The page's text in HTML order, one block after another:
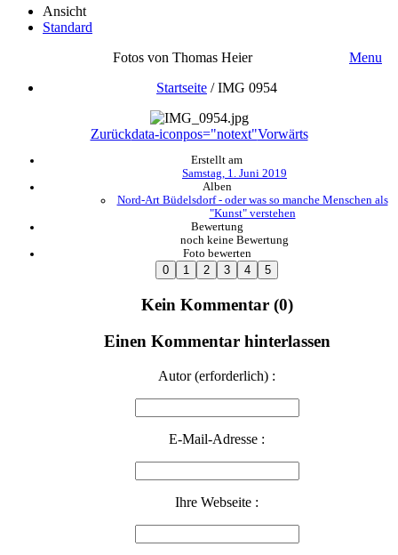
Ansicht
Standard
Fotos von Thomas Heier
Menu
Startseite /IMG 0954
Zurückdata-iconpos="notext"Vorwärts
Erstellt am
Samstag, 1. Juni 2019
Alben
Nord-Art Büdelsdorf - oder was so manche Menschen als
"Kunst" verstehen
Bewertung
noch keine Bewertung
Foto bewerten
Kein Kommentar (0)
Einen Kommentar hinterlassen
Autor (erforderlich) :
E-Mail-Adresse :
Ihre Webseite :